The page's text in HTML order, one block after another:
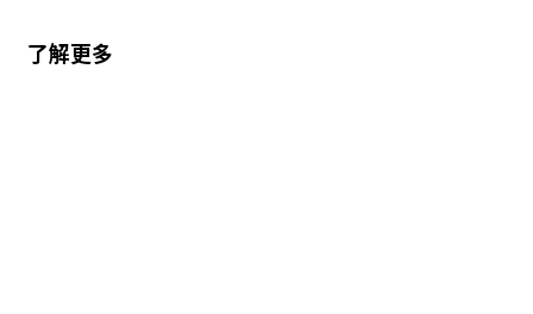
了解更多